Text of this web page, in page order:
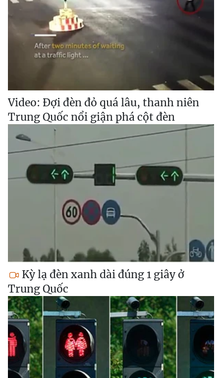
Video: Đợi đèn đỏ quá lâu, thanh niên
Trung Quốc nổi giận phá cột đèn
Kỳ lạ đèn xanh dài đúng 1 giây ở
Trung Quốc